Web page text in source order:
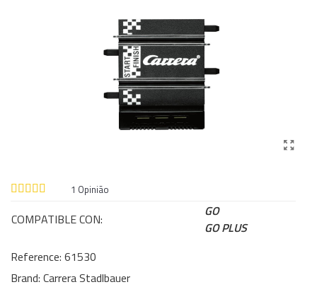
1 Opinião
COMPATIBLE CON:
GO
GO PLUS
Reference: 61530
Brand: Carrera Stadlbauer